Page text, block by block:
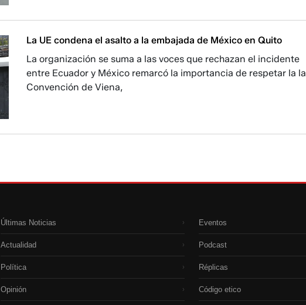
La UE condena el asalto a la embajada de México en Quito
La organización se suma a las voces que rechazan el incidente
entre Ecuador y México remarcó la importancia de respetar la la
Convención de Viena,
Últimas Noticias ›
Actualidad ›
Política ›
Opinión ›
Eventos
Podcast
Réplicas
Código etico